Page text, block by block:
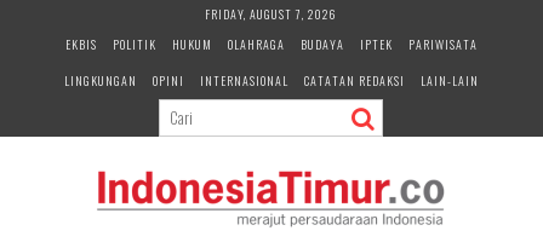
FRIDAY, AUGUST 7, 2026
EKBIS
POLITIK HUKUM OLAHRAGA BUDAYA IPTEK
PARIWISATA
LINGKUNGAN
OPINI INTERNASIONAL CATATAN REDAKSI LAIN-LAIN